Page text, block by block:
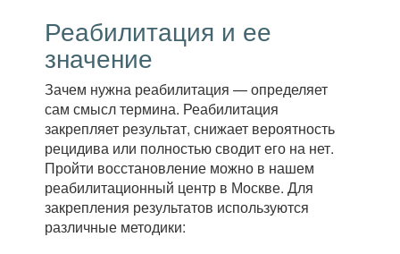
Реабилитация и ее
значение
Зачем нужна реабилитация — определяет
сам смысл термина. Реабилитация
закрепляет результат, снижает вероятность
рецидива или полностью сводит его на нет.
Пройти восстановление можно в нашем
реабилитационный центр в Москве. Для
закрепления результатов используются
различные методики: